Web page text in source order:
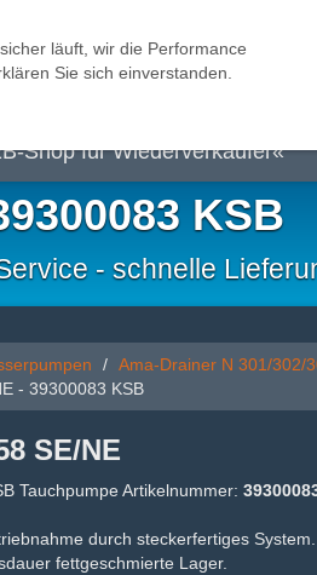
Shop für Wiederverkäufer«
KSB
- schnelle
Ama-Drainer N 301/302/
- 39300083 KSB
SE/NE
Tauchpumpe Artikelnummer:
durch steckerfertiges System.
fettgeschmierte Lager.
läuft, wir die Performance
Sie sich einverstanden.